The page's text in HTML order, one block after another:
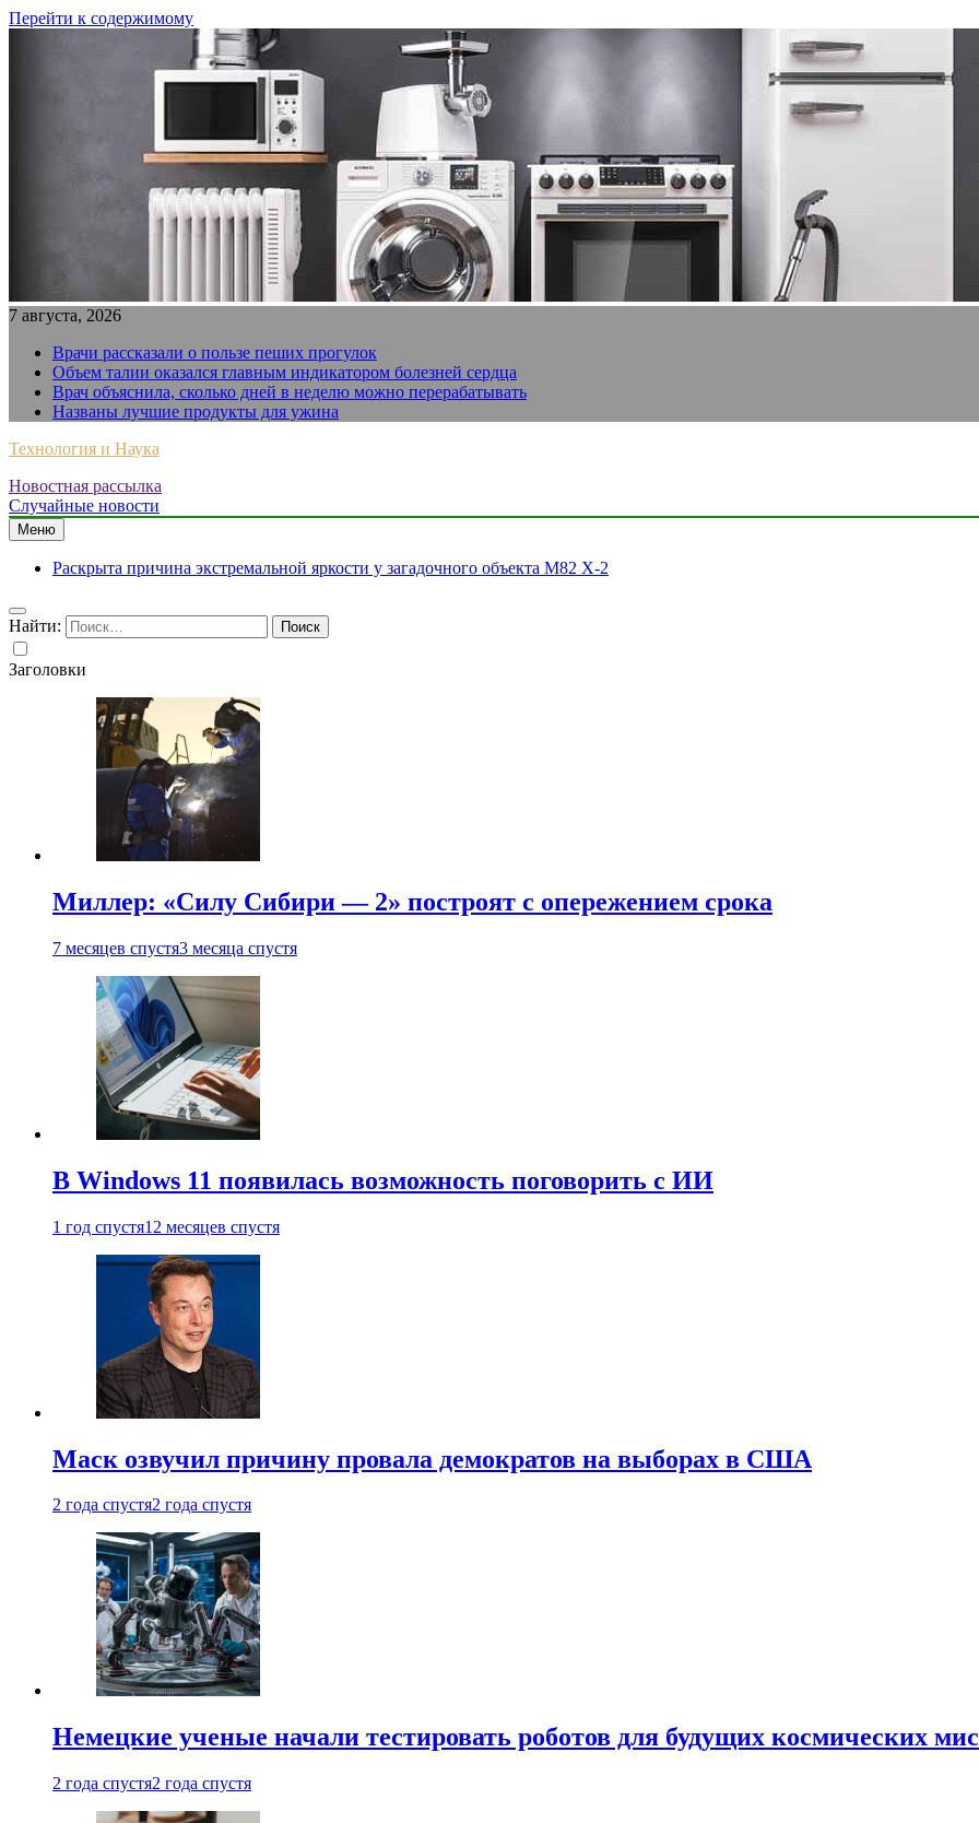
Перейти к содержимому
7 августа, 2026
Врачи рассказали о пользе пеших прогулок
Объем талии оказался главным индикатором болезней сердца
Врач объяснила, сколько дней в неделю можно перерабатывать
Названы лучшие продукты для ужина
Технология и Наука
Новостная рассылка
Случайные новости
Меню
Раскрыта причина экстремальной яркости у загадочного объекта M82 X-2
Найти:
Заголовки
Миллер: «Силу Сибири — 2» построят с опережением срока
7 месяцев спустя3 месяца спустя
В Windows 11 появилась возможность поговорить с ИИ
1 год спустя12 месяцев спустя
Маск озвучил причину провала демократов на выборах в США
2 года спустя2 года спустя
Немецкие ученые начали тестировать роботов для будущих космических
2 года спустя2 года спустя